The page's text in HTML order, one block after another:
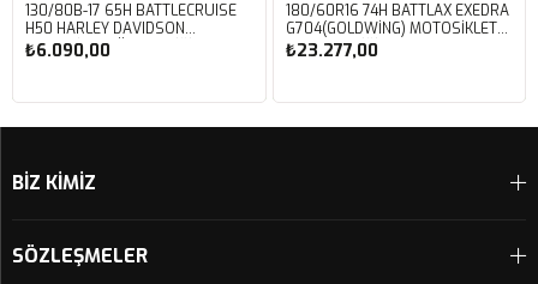
130/80B-17 65H BATTLECRUISE
H50 HARLEY DAVIDSON
MOTOSIKLET ÖN LASTIĞI (2023)
₺6.090,00
180/60R16 74H BATTLAX EXEDRA
G704(GOLDWING) MOTOSIKLET
ARKA LASTIĞI (2025)
₺23.277,00
BİZ KİMİZ
SÖZLEŞMELER